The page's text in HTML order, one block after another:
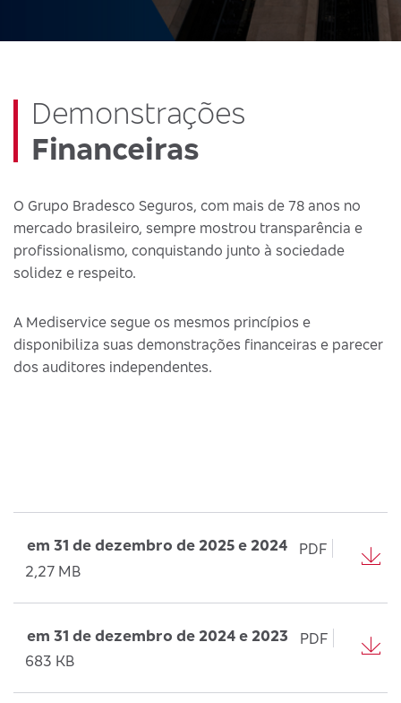
Demonstrações
Financeiras
O Grupo Bradesco Seguros, com mais de 78 anos no
mercado brasileiro, sempre mostrou transparência e
profissionalismo, conquistando junto à sociedade
solidez e respeito.
A Mediservice segue os mesmos princípios e
disponibiliza suas demonstrações financeiras e parecer
dos auditores independentes.
em 31 de dezembro de 2025 e 2024
PDF
2,27 MB
em 31 de dezembro de 2024 e 2023
PDF
683 KB